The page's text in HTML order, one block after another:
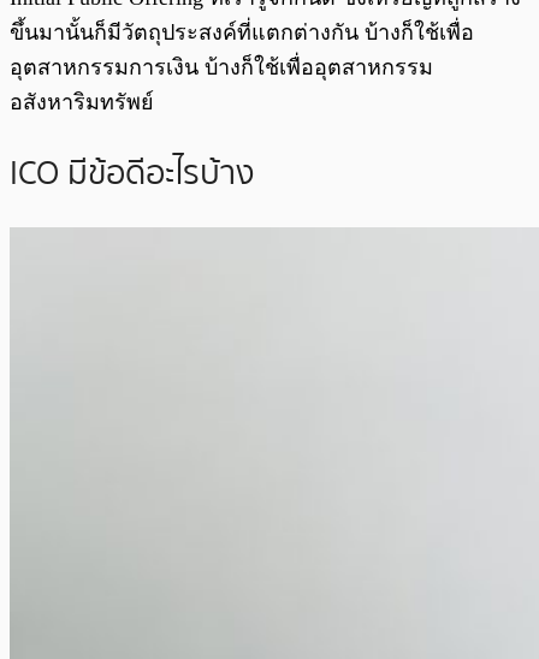
ขึ้นมานั้นก็มีวัตถุประสงค์ที่แตกต่างกัน บ้างก็ใช้เพื่อ
อุตสาหกรรมการเงิน บ้างก็ใช้เพื่ออุตสาหกรรม
อสังหาริมทรัพย์
ICO มีข้อดีอะไรบ้าง